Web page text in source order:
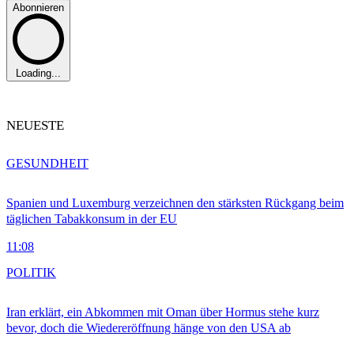
Abonnieren
Loading...
NEUESTE
Spanien und Luxemburg verzeichnen den stärksten Rückgang beim
täglichen Tabakkonsum in der EU
11:08
GESUNDHEIT
Iran erklärt, ein Abkommen mit Oman über Hormus stehe kurz
bevor, doch die Wiedereröffnung hänge von den USA ab
POLITIK